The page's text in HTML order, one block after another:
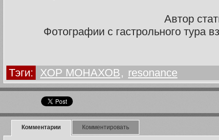
Автор
Фотографии с гастрольного тура
Тэги: ХОР МОНАХОВ, resonance
Комментарии Комментировать